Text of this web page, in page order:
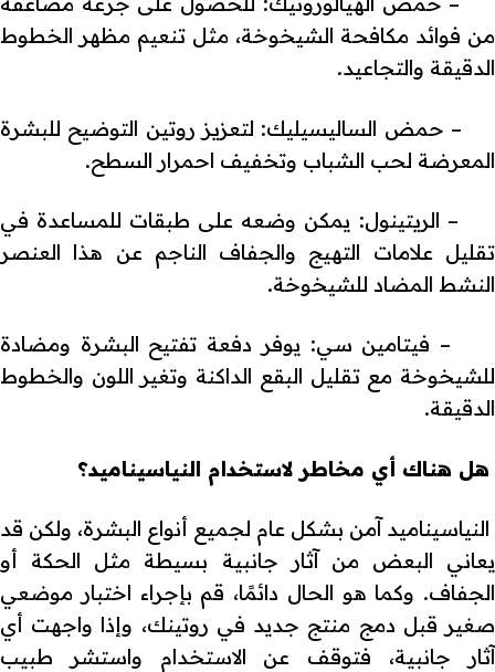
من فوائد مكافحة الشيخوخة، مثل تنعيم مظهر الخطوط
الدقيقة والتجاعيد.
– حمض الساليسيليك: لتعزيز روتين التوضيح للبشرة
المعرضة لحب الشباب وتخفيف احمرار السطح.
– الريتينول: يمكن وضعه على طبقات للمساعدة في
تقليل علامات التهيج والجفاف الناجم عن هذا العنصر
النشط المضاد للشيخوخة.
– فيتامين سي: يوفر دفعة تفتيح البشرة ومضادة
للشيخوخة مع تقليل البقع الداكنة وتغير اللون والخطوط
الدقيقة.
هل هناك أي مخاطر لاستخدام النياسيناميد؟
النياسيناميد آمن بشكل عام لجميع أنواع البشرة، ولكن قد
يعاني البعض من آثار جانبية بسيطة مثل الحكة أو
الجفاف. وكما هو الحال دائمًا، قم بإجراء اختبار موضعي
صغير قبل دمج منتج جديد في روتينك، وإذا واجهت أي
آثار جانبية، فتوقف عن الاستخدام واستشر طبيب